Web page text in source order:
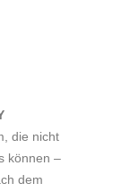
die nicht
können –
dem